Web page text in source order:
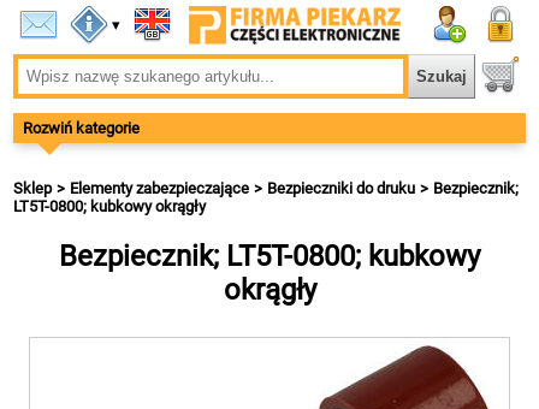
▾
Rozwiń kategorie
Sklep Elementy zabezpieczające Bezpieczniki do druku
Bezpiecznik;
LT5T-0800; kubkowy okrągły
Bezpiecznik; LT5T-0800; kubkowy
okrągły